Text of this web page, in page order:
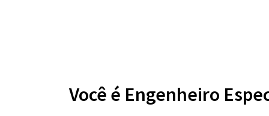
Você é Engenheiro